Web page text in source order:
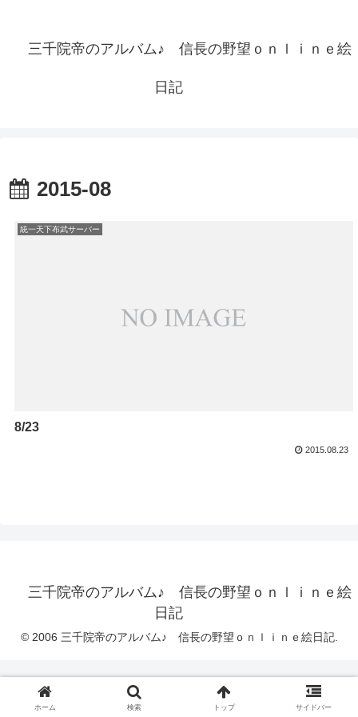
三千院帝のアルバム♪ 信長の野望ｏｎｌｉｎｅ絵
日記
2015-08
統一天下布武サーバー
8/23
2015.08.23
三千院帝のアルバム♪ 信長の野望ｏｎｌｉｎｅ絵
日記
© 2006 三千院帝のアルバム♪ 信長の野望ｏｎｌｉｎｅ絵日記.
ホーム 検索 トップ サイドバー